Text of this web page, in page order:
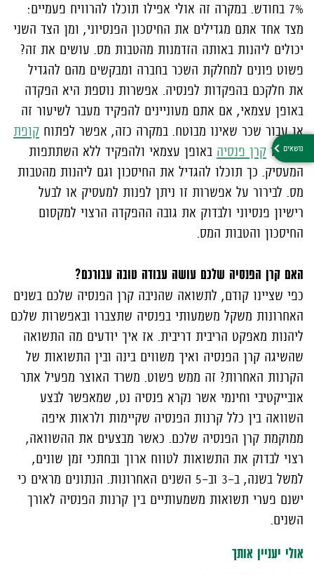
7% בחודש. במקרה זה אולי אפילו תוכלו להרוויח פעמיים:
מצד אחד אתם מגדילים את החיסכון הפנסיוני, ומן הצד השני
יכולים ליהנות באותה הזדמנות מהטבות מס. עושים את זה?
פשוט פונים למחלקת השכר בחברה ומבקשים מהם להגדיל
את חלקכם בהפקדות לפנסיה. אפשרות נוספת היא הפקדה
באופן עצמאי, אם אתם מעוניינים להפקיד מעבר לשיעור זה
או עבור שכר שאינו מבוטח. במקרה כזה, אפשר לפתוח קופת
גמלאו קרן פנסיה באופן עצמאי ולהפקיד ללא השתתפות
המעסיק. כך תוכלו להגדיל את החיסכון וגם ליהנות מהטבות
מס. לבירור על אפשרות זו ניתן לפנות למעסיק או לבעל
רישיון פנסיוני ולבדוק את גובה ההפקדה הרצוי למקסום
החיסכון והטבות המס.
האם קרן הפנסיה שלכם עושה עבודה טובה עבורכם?
כפי שציינו קודם, לתשואה שהניבה קרן הפנסיה שלכם בשנים
האחרונות משקל משמעותי בפנסיה שתצברו ובאפשרות שלכם
ליהנות מאפקט הריבית דריבית. אז איך יודעים מה התשואה
שהשיגה קרן הפנסיה ואיך משווים בינה ובין התשואות של
הקרנות האחרות? זה ממש פשוט. משרד האוצר מפעיל אתר
אובייקטיבי וחינמי אשר נקרא פנסיה נט, שמאפשר לבצע
השוואה בין כלל קרנות הפנסיה שקיימות ולראות איפה
ממוקמת קרן הפנסיה שלכם. כאשר מבצעים את ההשוואה,
רצוי לבדוק את התשואות לטווח ארוך ובחתכי זמן שונים,
למשל בשנה, ב-3 וב-5 השנים האחרונות. הנתונים מראים כי
ישנם פערי תשואות משמעותיים בין קרנות הפנסיה לאורך
השנים.
אולי יעניין אותך